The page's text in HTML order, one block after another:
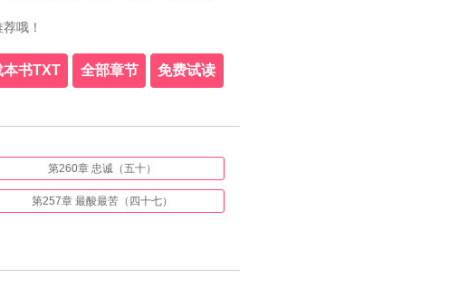
哦！
免费试读
全部章节
本书TXT
第260章 忠诚（五十）
第257章 最酸最苦（四十七）